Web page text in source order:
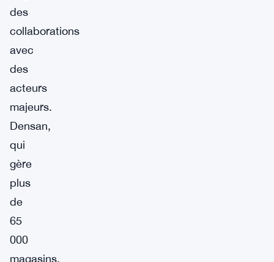
des
collaborations
avec
des
acteurs
majeurs.
Densan,
qui
gère
plus
de
65
000
magasins,